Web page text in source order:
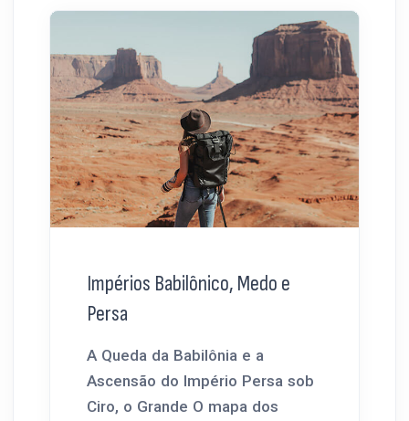
Impérios Babilônico, Medo e
Persa
A Queda da Babilônia e a
Ascensão do Império Persa sob
Ciro, o Grande O mapa dos